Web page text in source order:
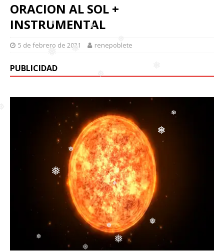
❅
❅
❅
❅
❅
❅
❅
❅
❅
ORACION AL SOL +
INSTRUMENTAL
5 de febrero de 2021 renepoblete
PUBLICIDAD